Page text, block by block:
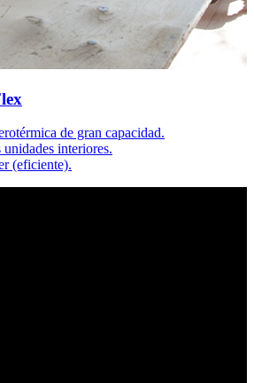
de gran capacidad.
interiores.
(eficiente).